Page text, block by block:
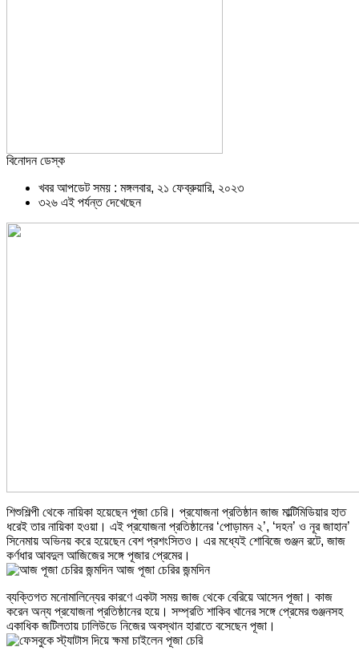
বিনোদন ডেস্ক
খবর আপডেট সময় : মঙ্গলবার, ২১ ফেব্রুয়ারি, ২০২৩
৩২৬ এই পর্যন্ত দেখেছেন
শিশুশিল্পী থেকে নায়িকা হয়েছেন পূজা চেরি। প্রযোজনা প্রতিষ্ঠান জাজ মাল্টিমিডিয়ার হাত
ধরেই তার নায়িকা হওয়া। এই প্রযোজনা প্রতিষ্ঠানের ‘পোড়ামন ২’, ‘দহন’ ও নূর জাহান’
সিনেমায় অভিনয় করে হয়েছেন বেশ প্রশংসিতও। এর মধ্যেই শোবিজে গুঞ্জন রটে, জাজ
কর্ণধার আবদুল আজিজের সঙ্গে পূজার প্রেমের।
ব্যক্তিগত মনোমালিন্যের কারণে একটা সময় জাজ থেকে বেরিয়ে আসেন পূজা। কাজ
করেন অন্য প্রযোজনা প্রতিষ্ঠানের হয়ে। সম্প্রতি শাকিব খানের সঙ্গে প্রেমের গুঞ্জনসহ
একাধিক জটিলতায় ঢালিউডে নিজের অবস্থান হারাতে বসেছেন পূজা।